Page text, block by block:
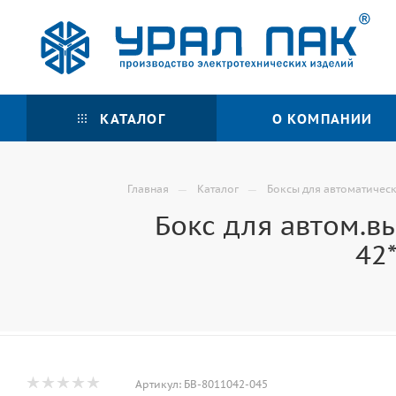
КАТАЛОГ О КОМПАНИИ
Главная — Каталог — Боксы для
Бокс для
Артикул: БВ-8011042-045